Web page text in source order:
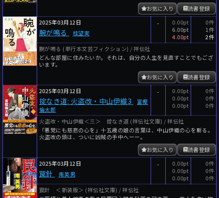
読書登録
お気に入り
2025年03月12日
腕が鳴る 桂望実
-
0.00pt
6.00pt
4.00pt
0件
1件
2件
腕が鳴る (単行本文芸フィクション) / 祥伝社
どんな部屋に住みたいか。それは、自分の人生を見直すことでもござ
います。
読書登録
お気に入り
2025年03月12日
掟なき道: 火盗改・中山伊織3
富樫
倫太郎
-
0.00pt
0.00pt
0.00pt
0件
0件
0件
火盗改・中山伊織＜三＞ 掟なき道 (祥伝社文庫) / 祥伝社
「悪党にも慈悲の心を」十五歳の娘の言葉は、中山伊織の心を斬る。
火盗改の頭は、ついに凶賊の手中へーー。
読書登録
お気に入り
2025年03月12日
罠針 南英男
-
0.00pt
0.00pt
0.00pt
0件
0件
0件
罠針 ＜新装版＞ (祥伝社文庫) / 祥伝社